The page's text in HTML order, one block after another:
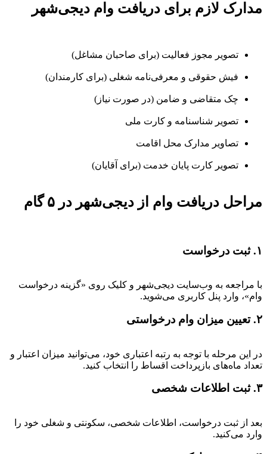
مدارک لازم برای دریافت وام دیجی‌شهر
تصویر مجوز فعالیت (برای صاحبان مشاغل)
فیش حقوقی و معرفی‌نامه شغلی (برای کارمندان)
چک متقاضی و ضامن (در صورت نیاز)
تصویر شناسنامه و کارت ملی
تصاویر مدارک محل اقامت
تصویر کارت پایان خدمت (برای آقایان)
مراحل دریافت وام از دیجی‌شهر در ۵ گام
۱. ثبت درخواست
با مراجعه به وب‌سایت دیجی‌شهر و کلیک روی «گزینه درخواست
وام»، وارد پنل کاربری می‌شوید.
۲. تعیین میزان وام درخواستی
در این مرحله با توجه به رتبه اعتباری خود، می‌توانید میزان اعتبار و
تعداد ماه‌های بازپرداخت اقساط را انتخاب کنید.
۳. ثبت اطلاعات شخصی
بعد از ثبت درخواست، اطلاعات شخصی، سکونتی و شغلی خود را
وارد می‌کنید.